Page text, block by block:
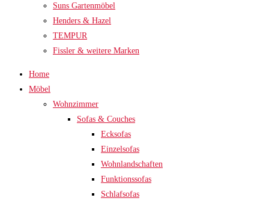
Suns Gartenmöbel
Henders & Hazel
TEMPUR
Fissler & weitere Marken
Home
Möbel
Wohnzimmer
Sofas & Couches
Ecksofas
Einzelsofas
Wohnlandschaften
Funktionssofas
Schlafsofas